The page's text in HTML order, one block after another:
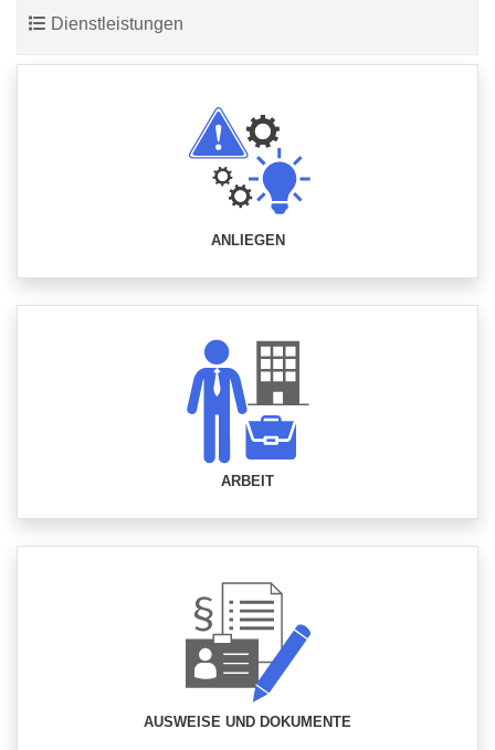
Dienstleistungen
ANLIEGEN
ARBEIT
AUSWEISE UND DOKUMENTE